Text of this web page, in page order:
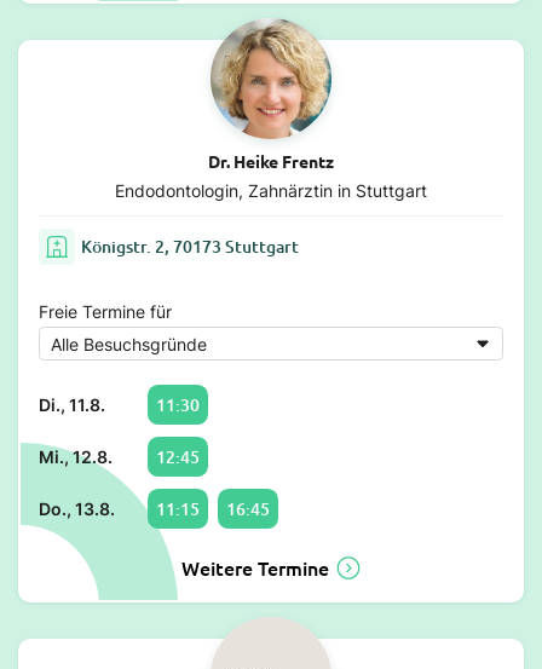
Dr. Heike Frentz
Endodontologin, Zahnärztin in Stuttgart
Königstr. 2, 70173 Stuttgart
Freie Termine für
Di., 11.8. 11:30
Mi., 12.8. 12:45
Do., 13.8. 11:15 16:45
Weitere Termine